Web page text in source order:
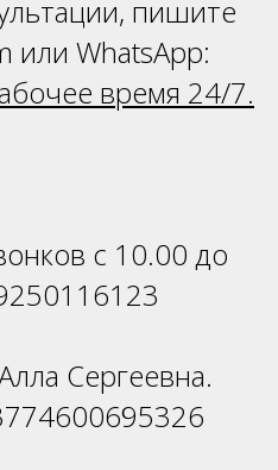
пишите
или WhatsApp:
время 24/7.
с 10.00 до
Сергеевна.